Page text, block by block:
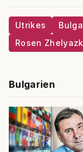
Utrikes
Rosen
Bulgarien